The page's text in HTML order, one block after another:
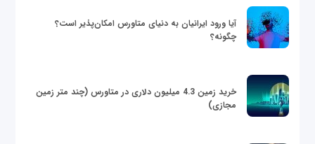
آیا ورود ایرانیان به دنیای متاورس امکان‌پذیر است؟
چگونه؟
خرید زمین 4.3 میلیون دلاری در متاورس (چند متر زمین
مجازی)